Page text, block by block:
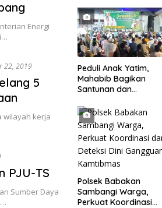
Energi
22, 2019
5
wilayah kerja
PJU-TS
Sumber Daya
Peduli Anak Yatim,
Mahabib Bagikan
Santunan dan
Anak di Segarajaya
Polsek Babakan
Sambangi Warga,
Perkuat Koordinasi